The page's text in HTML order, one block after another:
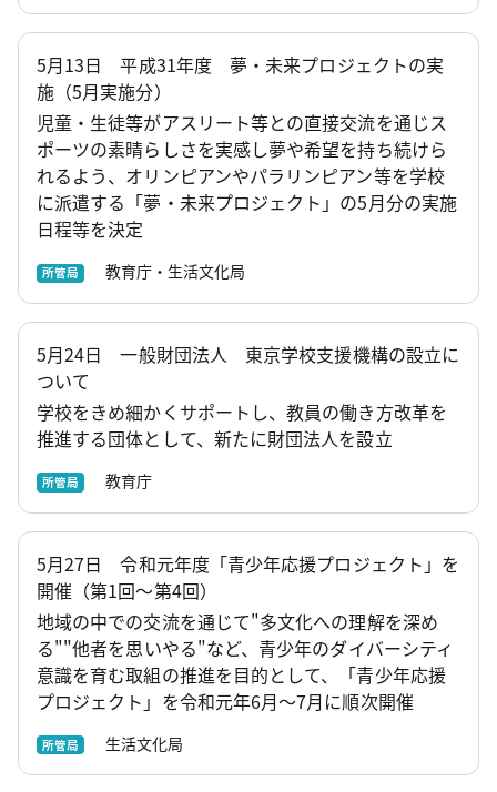
5月13日 平成31年度 夢・未来プロジェクトの実
施（5月実施分）
児童・生徒等がアスリート等との直接交流を通じス
ポーツの素晴らしさを実感し夢や希望を持ち続けら
れるよう、オリンピアンやパラリンピアン等を学校
に派遣する「夢・未来プロジェクト」の5月分の実施
日程等を決定
所管局 教育庁・生活文化局
5月24日 一般財団法人 東京学校支援機構の設立に
ついて
学校をきめ細かくサポートし、教員の働き方改革を
推進する団体として、新たに財団法人を設立
所管局 教育庁
5月27日 令和元年度「青少年応援プロジェクト」を
開催（第1回～第4回）
地域の中での交流を通じて"多文化への理解を深め
る""他者を思いやる"など、青少年のダイバーシティ
意識を育む取組の推進を目的として、「青少年応援
プロジェクト」を令和元年6月～7月に順次開催
所管局 生活文化局